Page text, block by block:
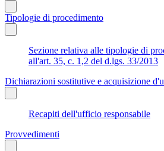
Tipologie di procedimento
Sezione relativa alle tipologie di
all'art. 35, c. 1,2 del d.lgs. 33/2013
Dichiarazioni sostitutive e acquisizione
Recapiti dell'ufficio responsabile
Provvedimenti